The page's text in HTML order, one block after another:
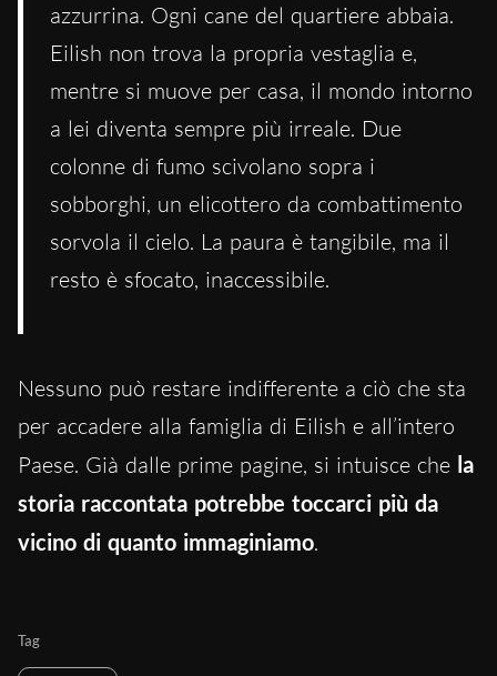
azzurrina. Ogni cane del quartiere abbaia.
Eilish non trova la propria vestaglia e,
mentre si muove per casa, il mondo intorno
a lei diventa sempre più irreale. Due
colonne di fumo scivolano sopra i
sobborghi, un elicottero da combattimento
sorvola il cielo. La paura è tangibile, ma il
resto è sfocato, inaccessibile.
Nessuno può restare indifferente a ciò che sta
per accadere alla famiglia di Eilish e all’intero
Paese. Già dalle prime pagine, si intuisce che la
storia raccontata potrebbe toccarci più da
vicino di quanto immaginiamo.
Tag